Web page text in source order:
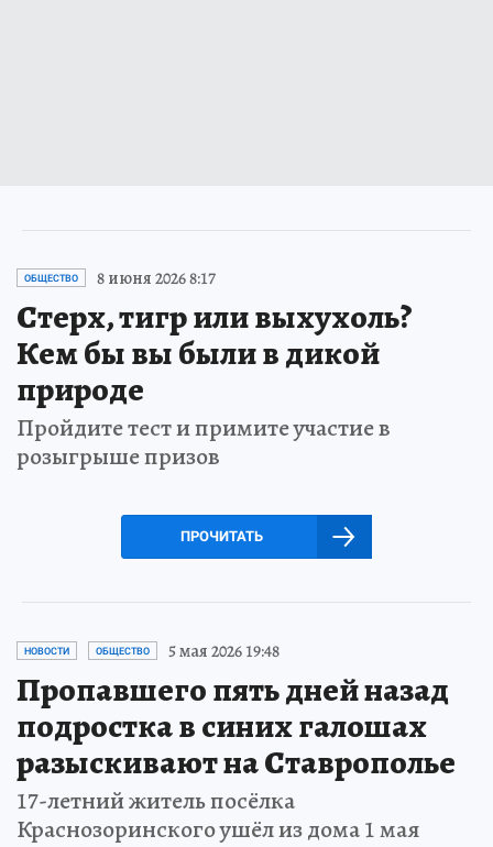
ОБЩЕСТВО 8 июня 2026 8:17
Стерх, тигр или выхухоль?
Кем бы вы были в дикой
природе
Пройдите тест и примите участие в
розыгрыше призов
ПРОЧИТАТЬ
НОВОСТИ ОБЩЕСТВО 5 мая 2026 19:48
Пропавшего пять дней назад
подростка в синих галошах
разыскивают на Ставрополье
17-летний житель посёлка
Краснозоринского ушёл из дома 1 мая